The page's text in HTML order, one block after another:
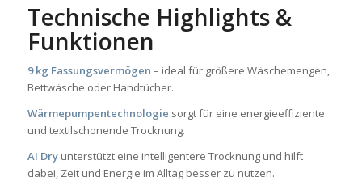
Technische Highlights &
Funktionen
9 kg Fassungsvermögen – ideal für größere Wäschemengen,
Bettwäsche oder Handtücher.
Wärmepumpentechnologie sorgt für eine energieeffiziente
und textilschonende Trocknung.
AI Dryunterstützt eine intelligentere Trocknung und hilft
dabei, Zeit und Energie im Alltag besser zu nutzen.